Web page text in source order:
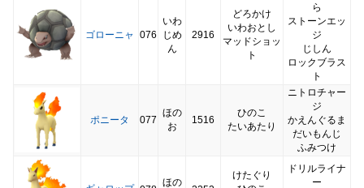
ゴローニャ 076
いわ
じめ
ん
2916
どろかけ
いわおとし
マッドショッ
ト
ら
ストーンエッ
ジ
じしん
ロックブラス
ト
ポニータ 077
ほの
お
1516
ひのこ
たいあたり
ニトロチャー
ジ
かえんぐるま
だいもんじ
ふみつけ
ほの
けたぐり
ドリルライナ
ー